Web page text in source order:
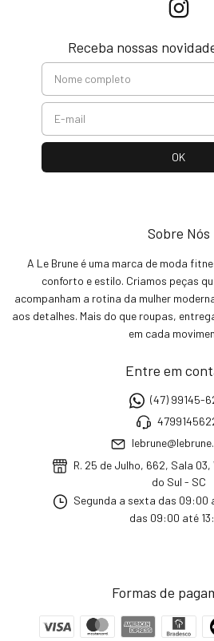
Receba nossas
Sobre Nós
A Le Brune é uma marca de moda
conforto e estilo. Criamos peças
acompanham a rotina da mulher
aos detalhes. Mais do que roupas,
em cada
Entre em
(47) 99145-
R. 25 de Julho, 662, Sala
do Sul - SC
Segunda a sexta das 09:00
das 09:00 até
Formas de